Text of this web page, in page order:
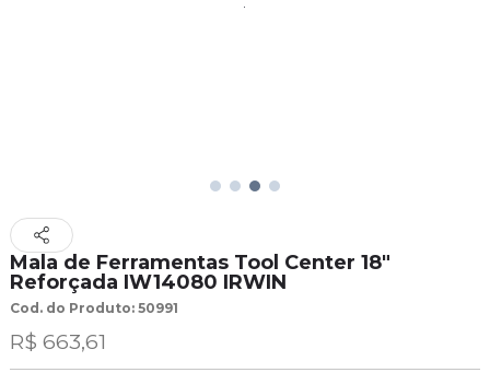
Mala de Ferramentas Tool Center 18"
Reforçada IW14080 IRWIN
Cod. do Produto: 50991
R$ 663,61